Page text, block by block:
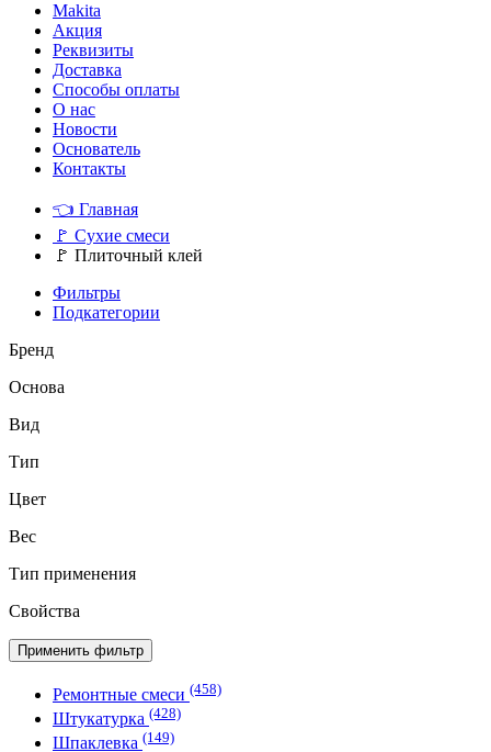
Makita
Акция
Реквизиты
Доставка
Способы оплаты
О нас
Новости
Основатель
Контакты
👈 Главная
🚩 Сухие смеси
🚩 Плиточный клей
Фильтры
Подкатегории
Бренд
Основа
Вид
Тип
Цвет
Вес
Тип применения
Свойства
Применить фильтр
Ремонтные смеси (458)
Штукатурка (428)
Шпаклевка (149)